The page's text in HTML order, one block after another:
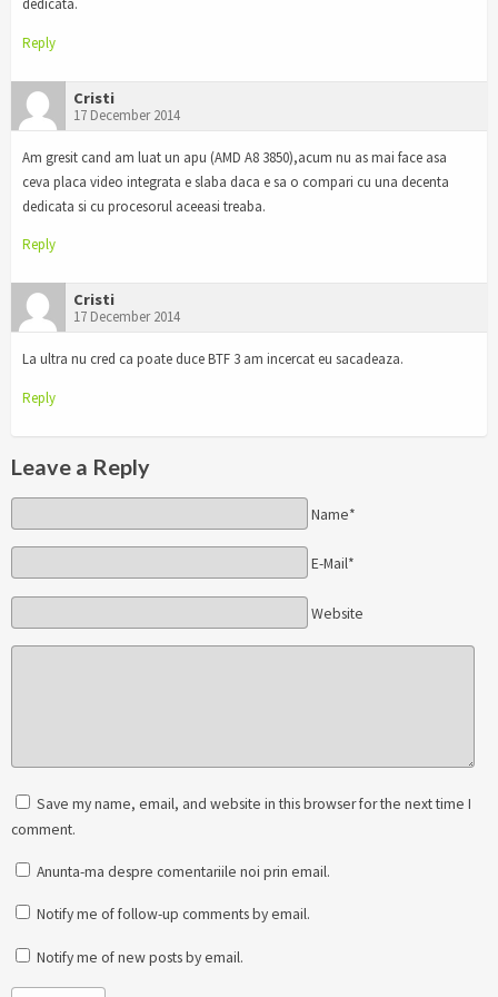
Reply
Cristi
17 December 2014
Am gresit cand am luat un apu (AMD A8 3850),acum nu as mai face asa
ceva placa video integrata e slaba daca e sa o compari cu una decenta
dedicata si cu procesorul aceeasi treaba.
Reply
Cristi
17 December 2014
La ultra nu cred ca poate duce BTF 3 am incercat eu sacadeaza.
Reply
Leave a Reply
Name*
E-Mail*
Website
Save my name, email, and website in this browser for the next time I
comment.
Anunta-ma despre comentariile noi prin email.
Notify me of follow-up comments by email.
Notify me of new posts by email.